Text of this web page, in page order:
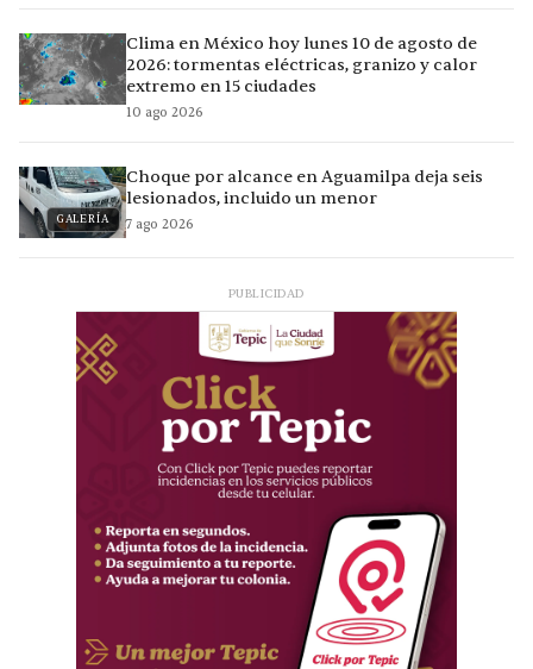
Clima en México hoy lunes 10 de agosto de
2026: tormentas eléctricas, granizo y calor
extremo en 15 ciudades
10 ago 2026
GALERÍA
Choque por alcance en Aguamilpa deja seis
lesionados, incluido un menor
7 ago 2026
PUBLICIDAD